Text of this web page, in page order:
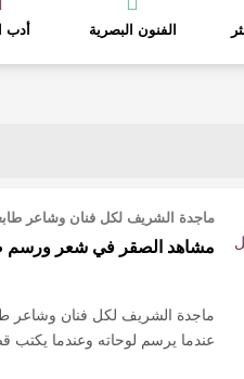
الفنون البصرية أدب
ماجدة الشريف لكل فنان وشاعر
مشاهد الصقر في شعر ورسم
ماجدة الشريف لكل فنان وشاعر
عندما يرسم لوحاته وعندما